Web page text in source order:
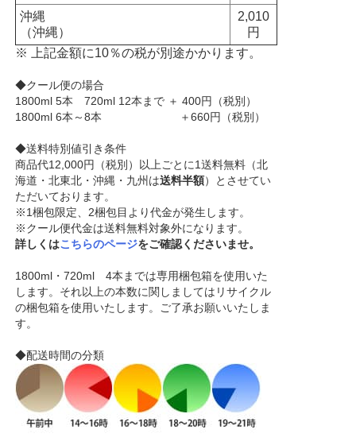
沖縄
（沖縄）
2,010
円
※ 上記金額に10％の税が別途かかります。
◆クール便の場合
1800ml 5本 720ml 12本まで ＋ 400円（税別）
1800ml 6本～8本 ＋660円（税別）
◆送料特別値引き条件
商品代12,000円（税別）以上ごとに1送料無料（北
海道・北東北・沖縄・九州は送料半額）とさせてい
ただいております。
※1梱包限定、2梱包目より代金が発生します。
※クール便代金は送料無料対象外になります。
詳しくはこちらのページをご確認くださいませ。
1800ml・720ml 4本までは専用梱包箱を使用いた
します。それ以上の本数に関しましてはリサイクル
の梱包箱を使用いたします。ご了承お願いいたしま
す。
◆配送時間の分類